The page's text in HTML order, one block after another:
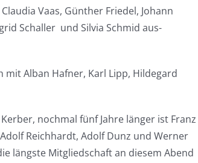
Vaas, Günther Friedel, Johann
Schaller und Silvia Schmid aus-
Alban Hafner, Karl Lipp, Hildegard
nochmal fünf Jahre länger ist Franz
Reichhardt, Adolf Dunz und Werner
längste Mitgliedschaft an diesem Abend